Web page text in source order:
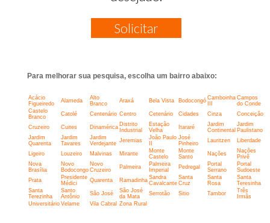
Solicitar
Para melhorar sua pesquisa, escolha um bairro abaixo:
Acácio
Figueiredo
Alameda
Alto
Branco
Araxá Bela Vista Bodocongó Camboinha Campos
do Conde
Castelo
Branco
Catolé Centenário Centro Cetenário Cidades Cinza Conceição
Cruzeiro Cuites Dinamérica Distrito
Industrial
Estação
Velha
Itararé
Jardim
Continental
Jardim
Paulistano
Jardim
Quarenta
Jardim
Tavares
Jardim
Verdejante Jeremias
João Paulo José
Pinheiro
Lauritzen Liberdade
Ligeiro Louzeiro Malvinas Mirante
Monte
Castelo
Monte
Santo
Nações
Nações
Privê
Nova
Brasília
Novo
Bodocongo
Novo
Cruzeiro
Palmeira
Palmeira
Imperial
Pedregal
Portal
Serrano
Portal
Sudoeste
Prata
Presidente
Médici
Quarenta Ramadinha Sandra
Cavalcante
Santa
Cruz
Santa
Rosa
Santa
Teresinha
Santa
Terezinha
Santo
Antônio
São José
São José
da Mata
Serrotão Sitio Tambor
Três
Irmãs
Universitário Velame Vila Cabral Zona Rural